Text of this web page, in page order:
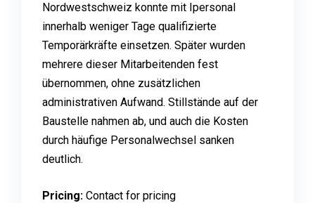
Nordwestschweiz konnte mit Ipersonal
innerhalb weniger Tage qualifizierte
Temporärkräfte einsetzen. Später wurden
mehrere dieser Mitarbeitenden fest
übernommen, ohne zusätzlichen
administrativen Aufwand. Stillstände auf der
Baustelle nahmen ab, und auch die Kosten
durch häufige Personalwechsel sanken
deutlich.
Pricing: Contact for pricing